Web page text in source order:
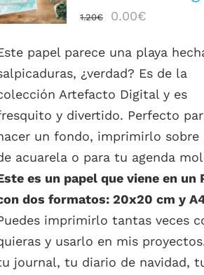
DETALLES
1.20€
El
original
era:
1.20€.
0.00€
actual
es:
0.00€.
papel parece una playa
¿verdad? Es de la
Artefacto Digital y es
y divertido. Perfecto
un fondo, imprimirlo sobre
acuarela o para tu agenda
es un papel que viene en un
dos formatos: 20x20 cm y
imprimirlo tantas veces
y usarlo en mis
journal, tu diario de navidad,